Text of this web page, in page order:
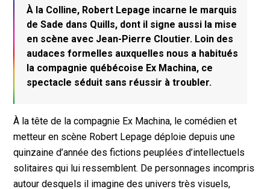
À la Colline, Robert Lepage incarne le marquis
de Sade dans Quills, dont il signe aussi la mise
en scène avec Jean-Pierre Cloutier. Loin des
audaces formelles auxquelles nous a habitués
la compagnie québécoise Ex Machina, ce
spectacle séduit sans réussir à troubler.
À la tête de la compagnie Ex Machina, le comédien et
metteur en scène Robert Lepage déploie depuis une
quinzaine d’année des fictions peuplées d’intellectuels
solitaires qui lui ressemblent. De personnages incompris
autour desquels il imagine des univers très visuels,